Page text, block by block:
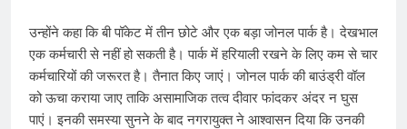
उन्होंने कहा कि बी पॉकेट में तीन छोटे और एक बड़ा जोनल पार्क है। देखभाल
एक कर्मचारी से नहीं हो सकती है। पार्क में हरियाली रखने के लिए कम से चार
कर्मचारियों की जरूरत है। तैनात किए जाएं। जोनल पार्क की बाउंड्री वॉल
को ऊचा कराया जाए ताकि असामाजिक तत्व दीवार फांदकर अंदर न घुस
पाएं। इनकी समस्या सुनने के बाद नगरायुक्त ने आश्वासन दिया कि उनकी